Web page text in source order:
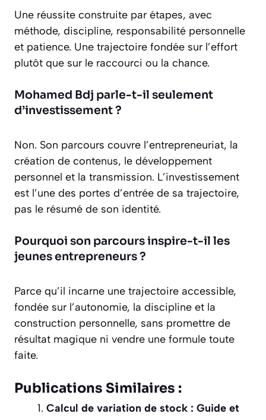
Une réussite construite par étapes, avec
méthode, discipline, responsabilité personnelle
et patience. Une trajectoire fondée sur l’effort
plutôt que sur le raccourci ou la chance.
Mohamed Bdj parle-t-il seulement
d’investissement ?
Non. Son parcours couvre l’entrepreneuriat, la
création de contenus, le développement
personnel et la transmission. L’investissement
est l’une des portes d’entrée de sa trajectoire,
pas le résumé de son identité.
Pourquoi son parcours inspire-t-il les
jeunes entrepreneurs ?
Parce qu’il incarne une trajectoire accessible,
fondée sur l’autonomie, la discipline et la
construction personnelle, sans promettre de
résultat magique ni vendre une formule toute
faite.
Publications Similaires :
Calcul de variation de stock : Guide et